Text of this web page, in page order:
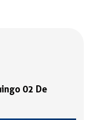
02 De